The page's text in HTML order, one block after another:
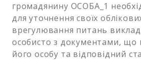
громадянину ОСОБА_1
для уточнення своїх
врегулювання питань
особисто з документами, що
його особу та відповідний